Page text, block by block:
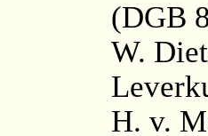
(DGB
W.
H. v.